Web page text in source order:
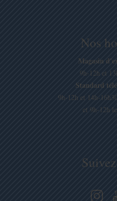
Nos
Magasin
9h-12h et
Standard
9h-12h et 14h-
et 9h-12h